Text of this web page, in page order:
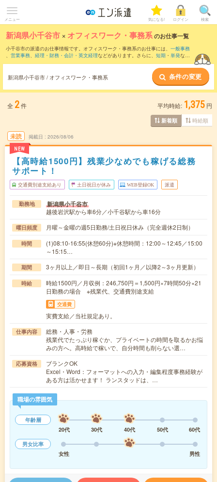
メニュー 気になる! ログイン 検索
新潟県小千谷市 × オフィスワーク・事務系のお仕事一覧
小千谷市の派遣のお仕事情報です。オフィスワーク・事務系のお仕事には、 一般事務
、 営業事務、 経理・財務・会計・英文経理などがあります。さらに、 短期 ・ 単発など
新潟県小千谷市 / オフィスワーク・事務系 条件の変更
全 2件 平均時給: 1,375 円
新着順 時給順
未読
NEW
掲載日 2026/08/06
【高時給1500円】残業少なめでも稼げる総務
サポート！
交通費別途支給あり 土日祝日が休み WEB登録OK 派遣
勤務地 新潟県小千谷市
越後岩沢駅から車6分／小千谷駅から車16分
曜日頻度 月曜～金曜の週5日勤務/土日祝日休み（完全週休2日制）
時間
(1)08:10-16:55(休憩60分)※休憩時間：12:00～12:45／15:00
～15:15…
期間 3ヶ月以上／即日～長期（初回1ヶ月／以降2～3ヶ月更新）
時給
時給1500円／月収例：246,750円＝1,500円×7時間50分×21
日勤務の場合 ※残業代、交通費別途支給
交通費
実費支給／当社規定あり。
仕事内容
総務・人事・労務
残業代でたっぷり稼ぐか、プライベートの時間を取るかお悩
みの方へ。高時給で稼いで、自分時間も削らない選…
応募資格
ブランクOK
Excel・Word：フォーマットへの入力・編集程度事務経験が
ある方は活かせます！ ランスタッドは、…
職場の雰囲気
年齢層
20代
30代 40代 50代
60代
男女比率
女性
男性